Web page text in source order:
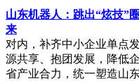
中国汽车工业协会标准法
日在北京组织召开了一场
领域多项团体标准的制定
机构、行业企业及检测认
行业标准化建设建言献策。
山东机器人：跳出“炫技”
来
对内，补齐中小企业单点
源共享、抱团发展，降低
省产业合力，统一塑造山